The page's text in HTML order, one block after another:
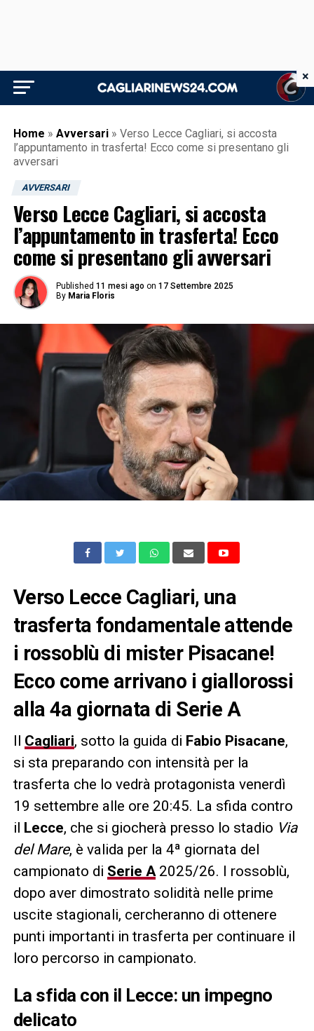
Home » Avversari » Verso Lecce Cagliari, si accosta
l’appuntamento in trasferta! Ecco come si presentano gli
avversari
AVVERSARI
Verso Lecce Cagliari, si accosta
l’appuntamento in trasferta! Ecco
come si presentano gli avversari
Published 11 mesi ago on 17 Settembre 2025
By Maria Floris
Verso Lecce Cagliari, una
trasferta fondamentale attende
i rossoblù di mister Pisacane!
Ecco come arrivano i giallorossi
alla 4a giornata di Serie A
Il Cagliari, sotto la guida di Fabio Pisacane,
si sta preparando con intensità per la
trasferta che lo vedrà protagonista venerdì
19 settembre alle ore 20:45. La sfida contro
il Lecce, che si giocherà presso lo stadio Via
del Mare, è valida per la 4ª giornata del
campionato di Serie A2025/26. I rossoblù,
dopo aver dimostrato solidità nelle prime
uscite stagionali, cercheranno di ottenere
punti importanti in trasferta per continuare il
loro percorso in campionato.
La sfida con il Lecce: un impegno
delicato
×